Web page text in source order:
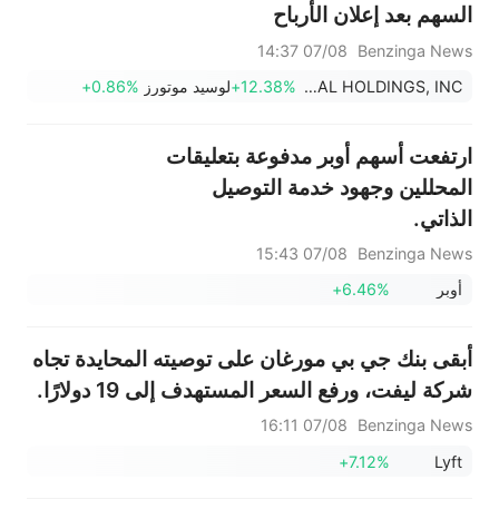
السهم بعد إعلان الأرباح
Benzinga News
07/08 14:37
HERTZ GLOBAL HOLDINGS, INC.
+12.38%لوسيد موتورز +0.86%
ارتفعت أسهم أوبر مدفوعة بتعليقات
المحللين وجهود خدمة التوصيل
الذاتي.
Benzinga News
07/08 15:43
أوبر
+6.46%
أبقى بنك جي بي مورغان على توصيته المحايدة تجاه
شركة ليفت، ورفع السعر المستهدف إلى 19 دولارًا.
Benzinga News
07/08 16:11
Lyft
+7.12%